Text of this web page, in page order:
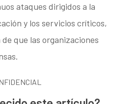
ataques dirigidos a la
y los servicios críticos,
que las organizaciones